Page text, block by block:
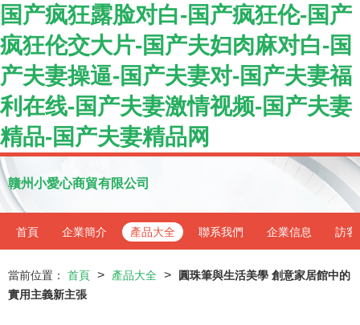
国产疯狂露脸对白-国产疯狂伦-国产
疯狂伦交大片-国产夫妇肉麻对白-国
产夫妻操逼-国产夫妻对-国产夫妻福
利在线-国产夫妻激情视频-国产夫妻
精品-国产夫妻精品网
贛州小愛心商貿有限公司
首頁 企業簡介 產品大全 聯系我們 企業信息 訪客
當前位置： 首頁 > 產品大全 >
圓珠筆與生活美學 創意家居館中的
實用主義新主張